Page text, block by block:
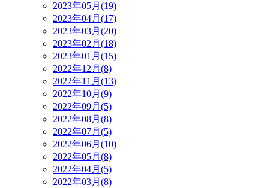
2023年05月(19)
2023年04月(17)
2023年03月(20)
2023年02月(18)
2023年01月(15)
2022年12月(8)
2022年11月(13)
2022年10月(9)
2022年09月(5)
2022年08月(8)
2022年07月(5)
2022年06月(10)
2022年05月(8)
2022年04月(5)
2022年03月(8)